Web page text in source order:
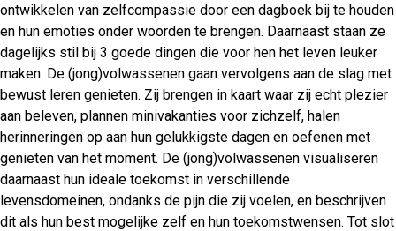
ontwikkelen van zelfcompassie door een dagboek bij te houden
en hun emoties onder woorden te brengen. Daarnaast staan ze
dagelijks stil bij 3 goede dingen die voor hen het leven leuker
maken. De (jong)volwassenen gaan vervolgens aan de slag met
bewust leren genieten. Zij brengen in kaart waar zij echt plezier
aan beleven, plannen minivakanties voor zichzelf, halen
herinneringen op aan hun gelukkigste dagen en oefenen met
genieten van het moment. De (jong)volwassenen visualiseren
daarnaast hun ideale toekomst in verschillende
levensdomeinen, ondanks de pijn die zij voelen, en beschrijven
dit als hun best mogelijke zelf en hun toekomstwensen. Tot slot